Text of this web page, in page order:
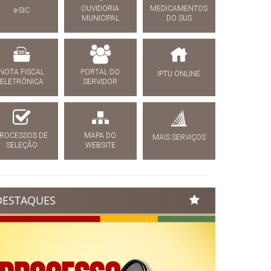
e-SIC
OUVIDORIA
MUNICIPAL
MEDICAMENTOS
DO SUS
FISCAL
ELETRÔNICA
PORTAL DO
SERVIDOR
IPTU ONLINE
DE
SELEÇÃO
MAPA DO
WEBSITE
MAIS SERVIÇOS